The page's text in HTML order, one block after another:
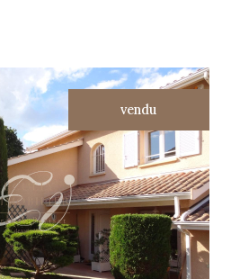
vendu
voir le bien